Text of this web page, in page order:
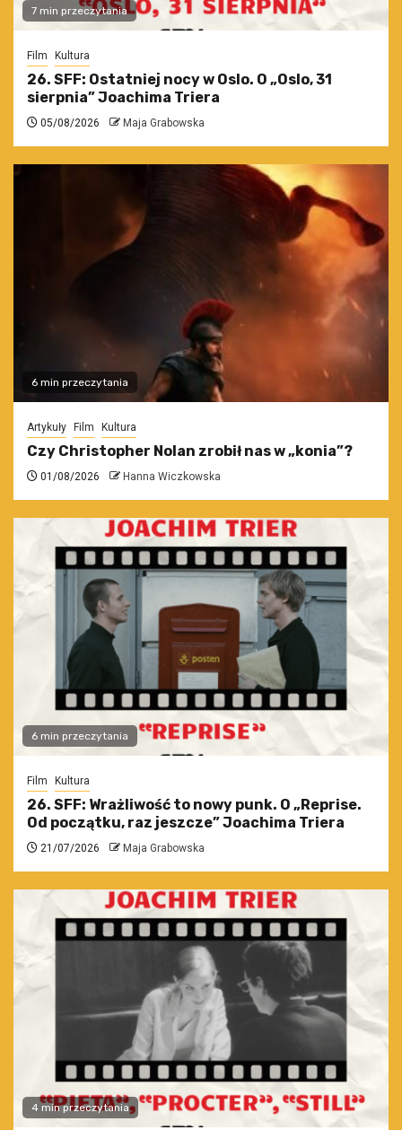
7 min przeczytania
Film Kultura
26. SFF: Ostatniej nocy w Oslo. O „Oslo, 31
sierpnia” Joachima Triera
05/08/2026 Maja Grabowska
6 min przeczytania
Artykuły Film Kultura
Czy Christopher Nolan zrobił nas w „konia”?
01/08/2026 Hanna Wiczkowska
6 min przeczytania
Film Kultura
26. SFF: Wrażliwość to nowy punk. O „Reprise.
Od początku, raz jeszcze” Joachima Triera
21/07/2026 Maja Grabowska
4 min przeczytania